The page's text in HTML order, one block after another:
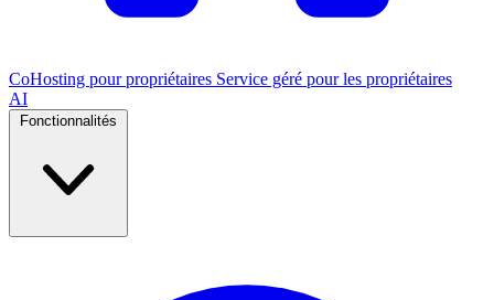
CoHosting pour propriétaires Service géré pour les propriétaires
AI